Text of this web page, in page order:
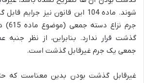
شوند. ماده 104 این قانون نیز
جرم
گذشت قرار ندارد. بنابراین، از نظر جنبه
جمعی یک جرم غیرقابل گذشت است.
غیرقابل گذشت بودن بدین معناست که